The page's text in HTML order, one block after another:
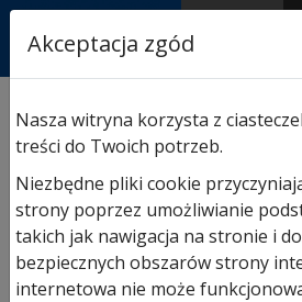
AUTORYZOWANY
PARTNER & SERWIS
wejściowych/ Wkładka do drzwi
Thermo65, THP Hormann
Akceptacja zgód
Nasza witryna korzysta z
treści do Twoich potrzeb.
Niezbędne pliki cookie
strony poprzez umożliwianie
takich jak nawigacja na stronie i
bezpiecznych obszarów strony
internetowa nie może